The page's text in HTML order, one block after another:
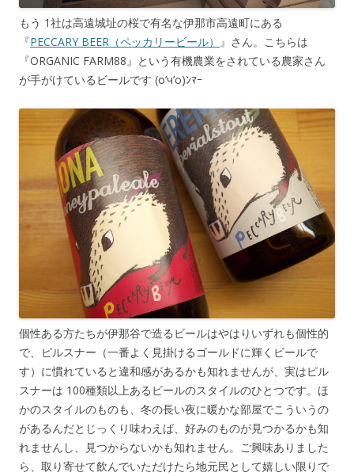
もう 1社は高遠城址の桜で有名な伊那市高遠町にある
『PECCARY BEER（ペッカリービール） 』さん。こちらは
『ORGANIC FARM88』という有機農業をされている農家さん
が手がけているビールです (o’ч’o)ﾝﾏｰ
個性ある方たちが伊那谷で造るビールはやはりいずれも個性的
で、ピルスナー（一番よく見掛けるゴールドに輝くビールで
す）に慣れていると違和感があるかも知れませんが、実はピル
スナーは 100種類以上あるビールのスタイルのひとつです。ほ
かのスタイルのものも、冬の長い夜に暖かな部屋でこういうの
があるんだとじっくり味わえば、好みのものが見つかるかも知
れませんし、見つからないかも知れません。ご興味ありました
ら、取り寄せて飲んでいただけたら地元民として嬉しい限りで